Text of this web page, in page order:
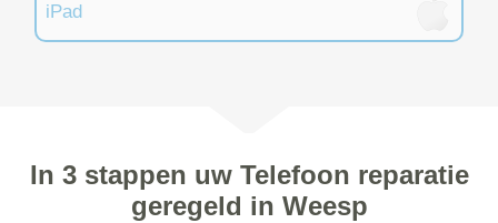
iPad
In 3 stappen uw Telefoon reparatie
geregeld in Weesp